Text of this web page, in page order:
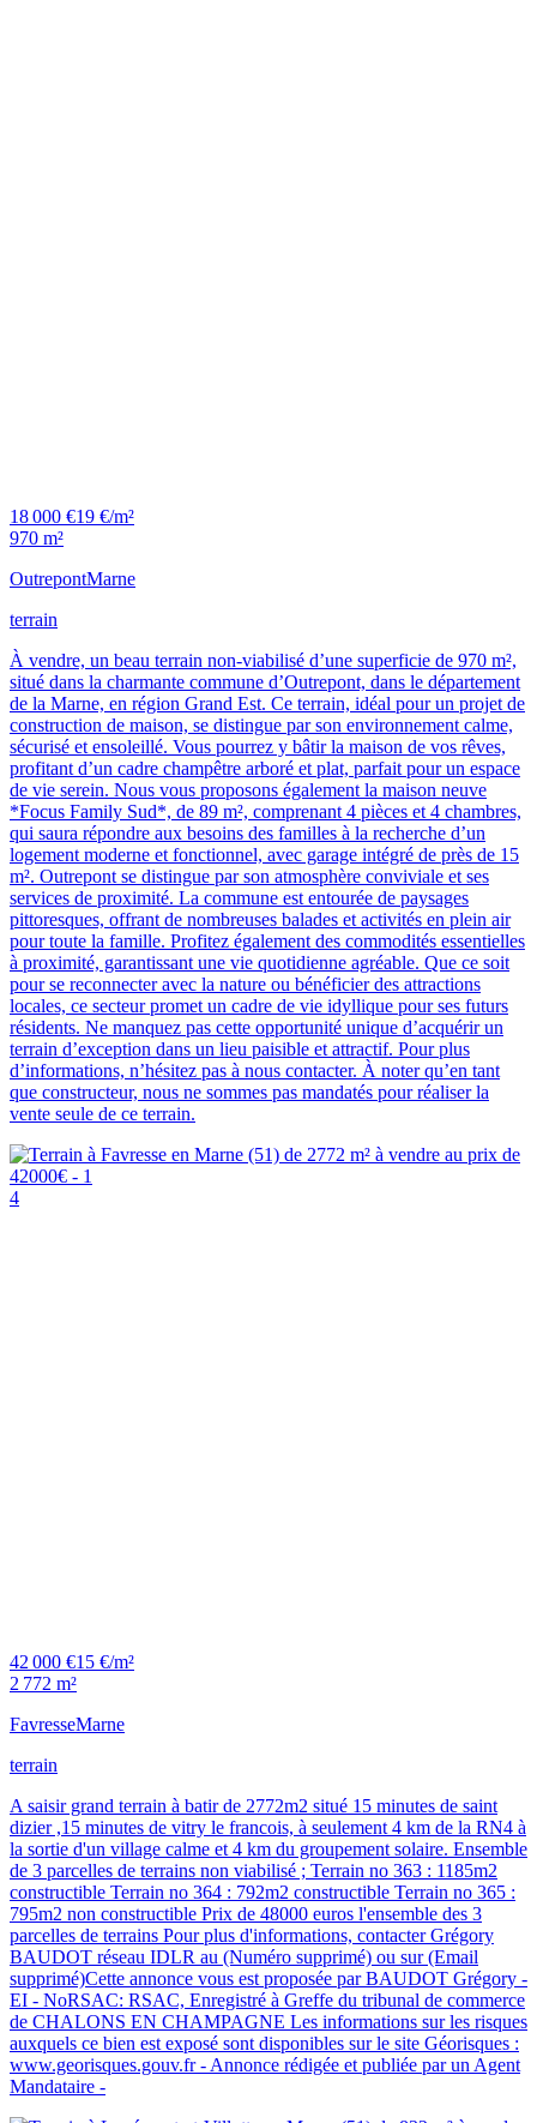
18 000 €19 €/m²
970 m²
OutrepontMarne
terrain
À vendre, un beau terrain non-viabilisé d’une superficie de 970 m²,
situé dans la charmante commune d’Outrepont, dans le département
de la Marne, en région Grand Est. Ce terrain, idéal pour un projet de
construction de maison, se distingue par son environnement calme,
sécurisé et ensoleillé. Vous pourrez y bâtir la maison de vos rêves,
profitant d’un cadre champêtre arboré et plat, parfait pour un espace
de vie serein. Nous vous proposons également la maison neuve
*Focus Family Sud*, de 89 m², comprenant 4 pièces et 4 chambres,
qui saura répondre aux besoins des familles à la recherche d’un
logement moderne et fonctionnel, avec garage intégré de près de 15
m². Outrepont se distingue par son atmosphère conviviale et ses
services de proximité. La commune est entourée de paysages
pittoresques, offrant de nombreuses balades et activités en plein air
pour toute la famille. Profitez également des commodités essentielles
à proximité, garantissant une vie quotidienne agréable. Que ce soit
pour se reconnecter avec la nature ou bénéficier des attractions
locales, ce secteur promet un cadre de vie idyllique pour ses futurs
résidents. Ne manquez pas cette opportunité unique d’acquérir un
terrain d’exception dans un lieu paisible et attractif. Pour plus
d’informations, n’hésitez pas à nous contacter. À noter qu’en tant
que constructeur, nous ne sommes pas mandatés pour réaliser la
vente seule de ce terrain.
4
42 000 €15 €/m²
2 772 m²
FavresseMarne
terrain
A saisir grand terrain à batir de 2772m2 situé 15 minutes de saint
dizier ,15 minutes de vitry le francois, à seulement 4 km de la RN4 à
la sortie d'un village calme et 4 km du groupement solaire. Ensemble
de 3 parcelles de terrains non viabilisé ; Terrain no 363 : 1185m2
constructible Terrain no 364 : 792m2 constructible Terrain no 365 :
795m2 non constructible Prix de 48000 euros l'ensemble des 3
parcelles de terrains Pour plus d'informations, contacter Grégory
BAUDOT réseau IDLR au (Numéro supprimé) ou sur (Email
supprimé)Cette annonce vous est proposée par BAUDOT Grégory -
EI - NoRSAC: RSAC, Enregistré à Greffe du tribunal de commerce
de CHALONS EN CHAMPAGNE Les informations sur les risques
auxquels ce bien est exposé sont disponibles sur le site Géorisques :
www.georisques.gouv.fr - Annonce rédigée et publiée par un Agent
Mandataire -